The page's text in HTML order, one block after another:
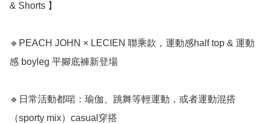
& Shorts 】
🔹PEACH JOHN × LECIEN 聯乘款，運動感half top & 運動
感 boyleg 平腳底褲新登場
🔹日常活動都啱：瑜伽、跳舞等輕運動，或者運動混搭
（sporty mix）casual穿搭